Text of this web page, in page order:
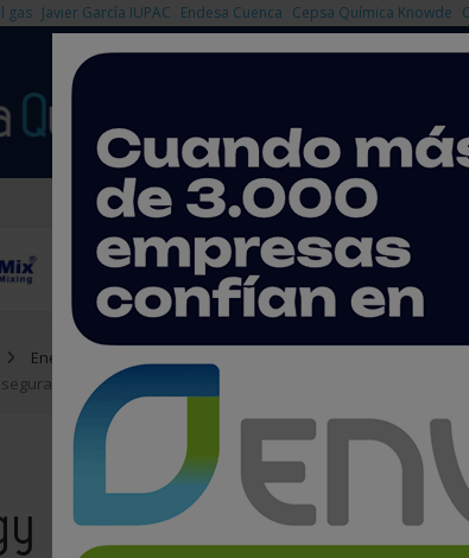
gas Javier García IUPAC Endesa Cuenca Cepsa Química Knowde
Energía
8 millones de euros en una Serie A para escalar su
asegura 8 millones